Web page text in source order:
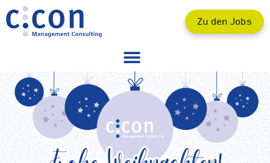
Zu den Jobs